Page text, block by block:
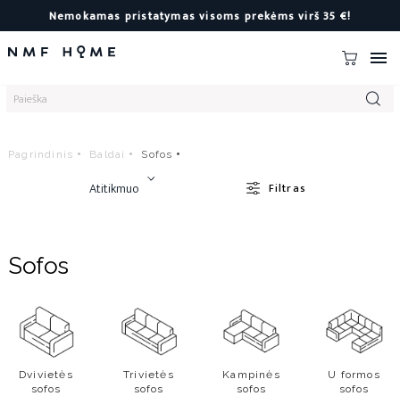
Nemokamas pristatymas visoms prekėms virš 35 €!

Pagrindinis Baldai Sofos
Atitikmuo Filtras
Sofos
Dvivietės
sofos
Trivietės
sofos
Kampinės
sofos
U formos
sofos